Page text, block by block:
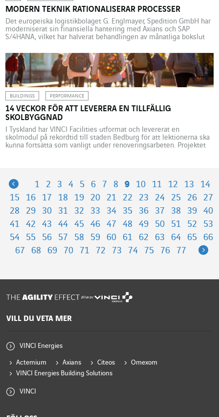
MODERN TEKNIK RATIONALISERAR PROCESSER
Det europeiska logistikbolaget G. Englmayer, Spedition GmbH har
moderniserat sin finansiella hantering med Axians och SAP
S/4HANA, vilket har halverat behandlingen av månatliga bokslut
sextio år har G. Englmayer, Spedition GmbH varit med och
utvecklat transport- och logistiksektorn i Europa. Med en
verksamhet som inbegriper transport, expedition […]
BUILDINGS PERFORMANCE
14 VECKOR FÖR ATT LEVERERA EN TILLFÄLLIG
SKOLBYGGNAD
I Tyskland har VINCI Facilities utformat och levererat en
skolmodul på rekordtid till staden Bedburg för att lektionerna ska
kunna fortsätta som vanligt under renoveringsarbeten. Projektet
Previous
1 2 3 4 5 6 7 8 9 10 11 12 13
14
15
16 17 18 19 20 21 22 23 24 25 26
27
28
29 30 31 32 33 34 35 36 37 38 39
40
41
42 43 44 45 46 47 48 49 50 51 52
53
54
55 56 57 58 59 60 61 62 63 64 65
66
67
68 69 70 71 72 73 74 75 76 77
drivs av
VILL DU VETA MER
VINCI Energies
Actemium Axians Citeos
Omexom
VINCI Energies Building Solutions
VINCI